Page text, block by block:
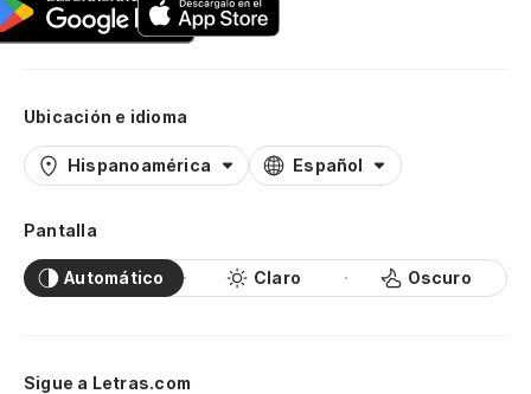
Ubicación e idioma
Hispanoamérica Español
Pantalla
Automático Claro Oscuro
Sigue a Letras.com